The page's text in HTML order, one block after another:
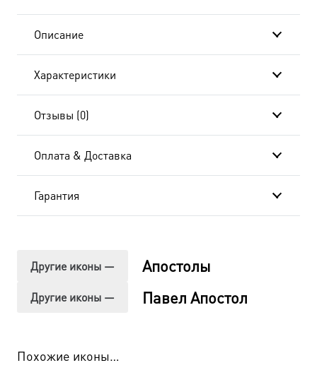
20x24
AK-
461
Описание
Характеристики
Отзывы (0)
Оплата & Доставка
Гарантия
Другие иконы — Апостолы
Другие иконы — Павел Апостол
Похожие иконы…